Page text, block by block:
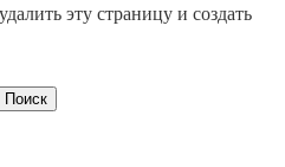
эту страницу и создать
Поиск